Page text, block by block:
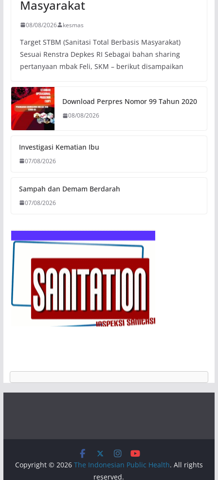
Masyarakat
08/08/2026 kesmas
Target STBM (Sanitasi Total Berbasis Masyarakat)
Sesuai Renstra Depkes RI Sebagai bahan sharing
pertanyaan mbak Feli, SKM – berikut disampaikan
Download Perpres Nomor 99 Tahun 2020
08/08/2026
Investigasi Kematian Ibu
07/08/2026
Sampah dan Demam Berdarah
07/08/2026
Copyright © 2026 The Indonesian Public Health. All rights
reserved.